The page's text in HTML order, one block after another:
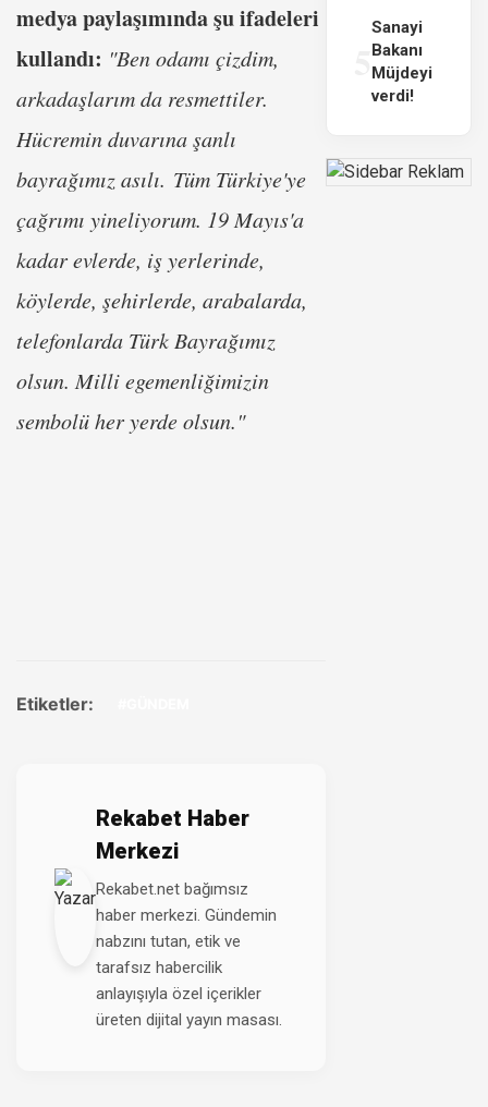
medya paylaşımında şu ifadeleri
kullandı: "Ben odamı çizdim,
arkadaşlarım da resmettiler.
Hücremin duvarına şanlı
bayrağımız asılı. Tüm Türkiye'ye
çağrımı yineliyorum. 19 Mayıs'a
kadar evlerde, iş yerlerinde,
köylerde, şehirlerde, arabalarda,
telefonlarda Türk Bayrağımız
olsun. Milli egemenliğimizin
sembolü her yerde olsun."
Etiketler:
Rekabet Haber
Merkezi
Rekabet.net bağımsız
haber merkezi. Gündemin
nabzını tutan, etik ve
tarafsız habercilik
anlayışıyla özel içerikler
üreten dijital yayın masası.
Sanayi
Bakanı
Müjdeyi
verdi!